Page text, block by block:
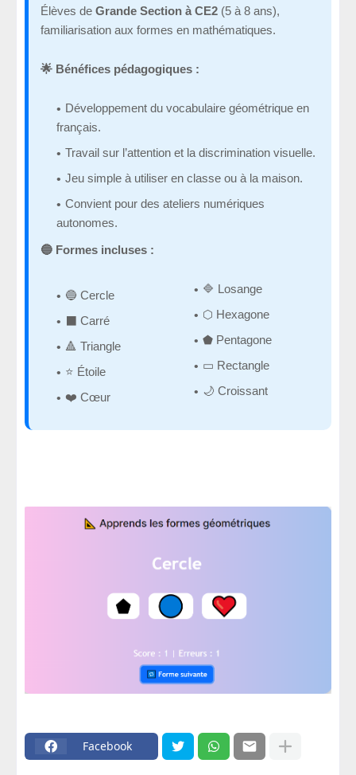
Élèves de Grande Section à CE2 (5 à 8 ans),
familiarisation aux formes en mathématiques.
🌟 Bénéfices pédagogiques :
Développement du vocabulaire géométrique en
français.
Travail sur l’attention et la discrimination visuelle.
Jeu simple à utiliser en classe ou à la maison.
Convient pour des ateliers numériques
autonomes.
🔵 Formes incluses :
🔵 Cercle
⬛ Carré
🔺 Triangle
⭐ Étoile
❤️ Cœur
🔷 Losange
⬡ Hexagone
⬟ Pentagone
▭ Rectangle
🌙 Croissant
Facebook